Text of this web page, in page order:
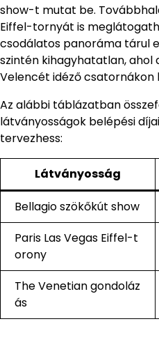
show-t mutat be.
Eiffel-tornyát is
csodálatos panoráma tárul
szintén kihagyhatatlan, ahol
Velencét idéző csatornákon
Az alábbi táblázatban
látványosságok belépési
tervezhess:
Látványosság
Bellagio szökőkút show
Paris Las Vegas Eiffel-t
orony
The Venetian gondoláz
ás